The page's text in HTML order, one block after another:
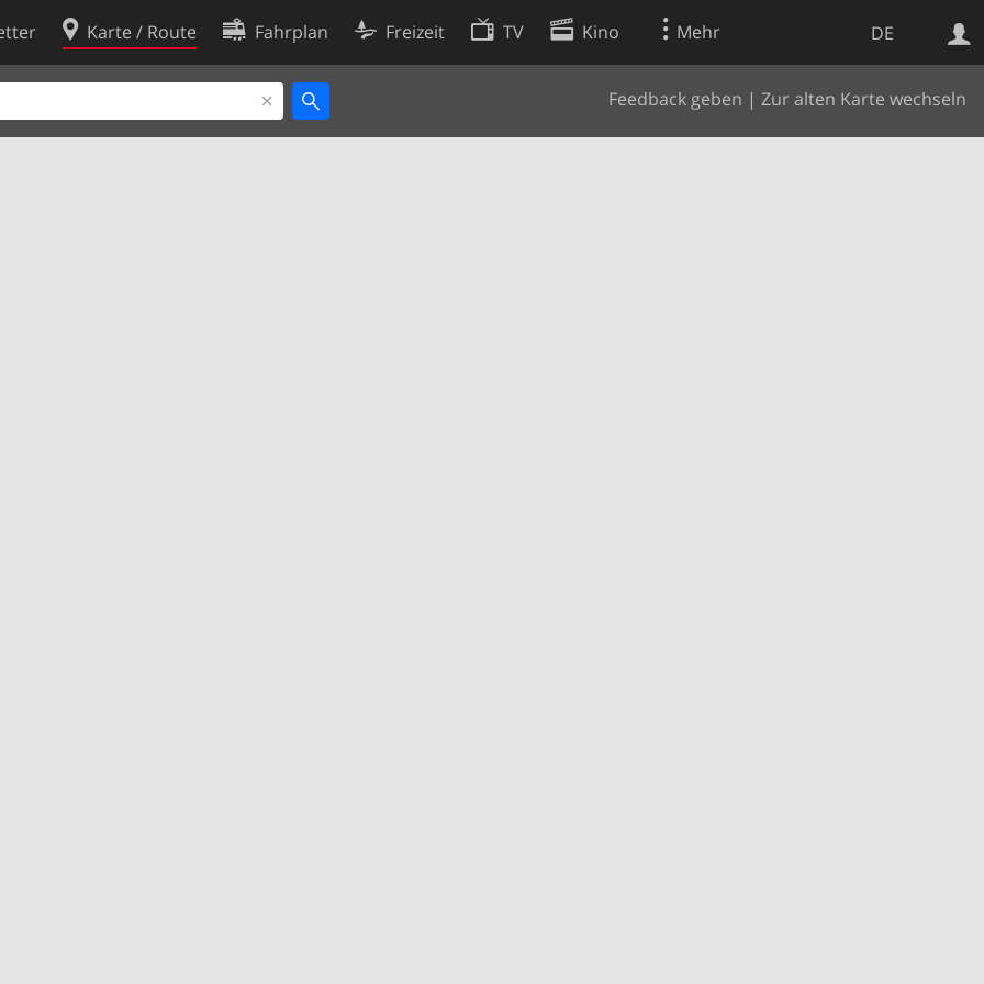
DE
Karte / Route Fahrplan Freizeit TV Kino Mehr
Feedback geben | Zur alten Karte wechseln
Websuche
Cookie-Richtlinie
Cookie-Einstellungen